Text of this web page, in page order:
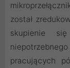
został
skupienie
pracujących